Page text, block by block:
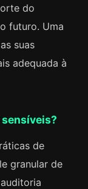
do
futuro. Uma
suas
adequada à
sensíveis?
de
granular de